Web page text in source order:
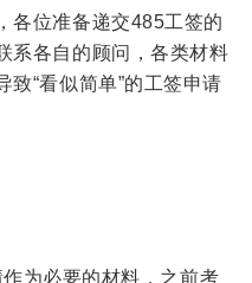
各位准备递交485工签的
系各自的顾问，各类材料
致“看似简单”的工签申请
为必要的材料，之前考